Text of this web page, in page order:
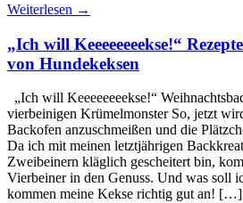
Weiterlesen →
„Ich will Keeeeeeeekse!“
von Hundekeksen
„Ich will Keeeeeeeekse!“
vierbeinigen Krümelmonster So, jetzt
Backofen anzuschmeißen und die
Da ich mit meinen letztjährigen
Zweibeinern kläglich gescheitert bin,
Vierbeiner in den Genuss. Und was soll
kommen meine Kekse richtig gut an! […]